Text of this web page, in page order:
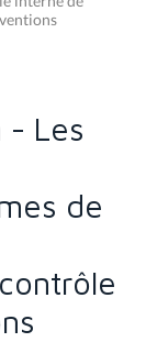
- Les
de